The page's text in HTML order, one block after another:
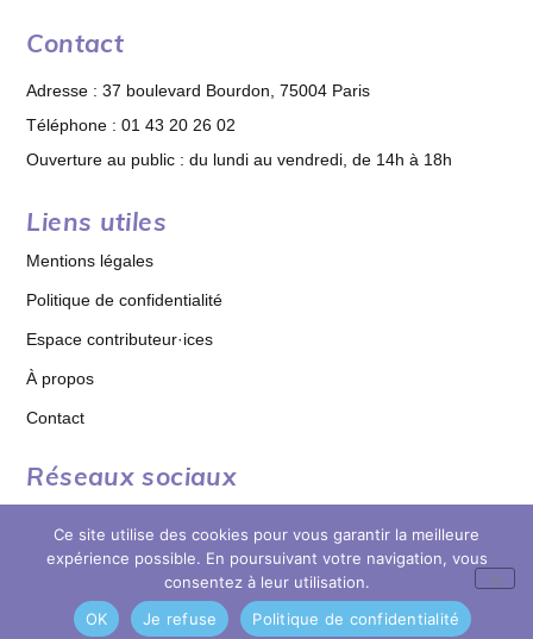
Contact
Adresse : 37 boulevard Bourdon, 75004 Paris
Téléphone : 01 43 20 26 02
Ouverture au public : du lundi au vendredi, de 14h à 18h
Liens utiles
Mentions légales
Politique de confidentialité
Espace contributeur·ices
À propos
Contact
Réseaux sociaux
© copyright 2026 MDB
Ce site utilise des cookies pour vous garantir la meilleure
expérience possible. En poursuivant votre navigation, vous
consentez à leur utilisation.
OK
Je refuse Politique de confidentialité